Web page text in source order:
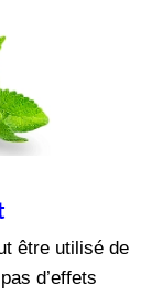
être utilisé de
d’effets